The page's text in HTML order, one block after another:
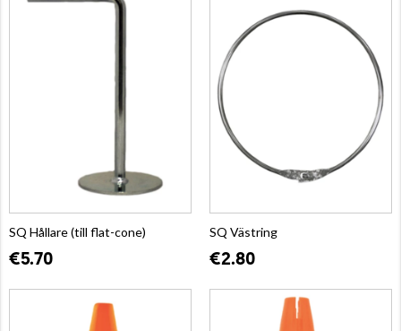
SQ Hållare (till flat-cone)
€5.70
SQ Västring
€2.80